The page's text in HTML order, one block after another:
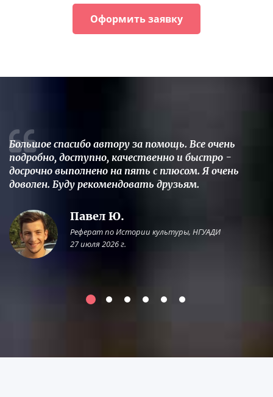
Оформить заявку
Большое спасибо автору за помощь. Все очень
подробно, доступно, качественно и быстро -
досрочно выполнено на пять с плюсом. Я очень
доволен. Буду рекомендовать друзьям.
Павел Ю.
Реферат по Истории культуры, НГУАДИ
27 июля 2026 г.